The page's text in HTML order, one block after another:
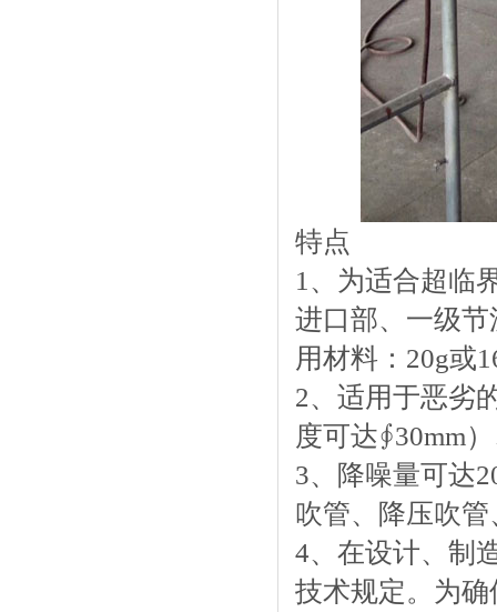
特点
1、为适合超临
进口部、一级
用材料：20g或
2、适用于恶劣
度可达∮30mm
3、降噪量可达
吹管、降压吹
4、在设计、制
技术规定。为